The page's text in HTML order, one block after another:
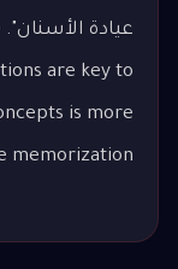
are key to
is more
memorization.